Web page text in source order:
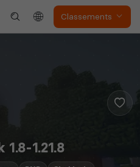
Classements
1.21.8